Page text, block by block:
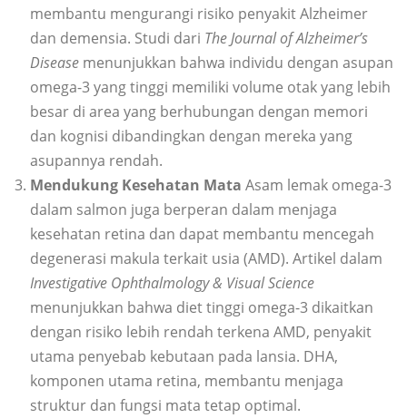
membantu mengurangi risiko penyakit Alzheimer
dan demensia. Studi dari The Journal of Alzheimer’s
Disease menunjukkan bahwa individu dengan asupan
omega-3 yang tinggi memiliki volume otak yang lebih
besar di area yang berhubungan dengan memori
dan kognisi dibandingkan dengan mereka yang
asupannya rendah.
Mendukung Kesehatan Mata Asam lemak omega-3
dalam salmon juga berperan dalam menjaga
kesehatan retina dan dapat membantu mencegah
degenerasi makula terkait usia (AMD). Artikel dalam
Investigative Ophthalmology & Visual Science
menunjukkan bahwa diet tinggi omega-3 dikaitkan
dengan risiko lebih rendah terkena AMD, penyakit
utama penyebab kebutaan pada lansia. DHA,
komponen utama retina, membantu menjaga
struktur dan fungsi mata tetap optimal.